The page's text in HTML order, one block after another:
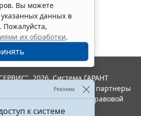
все материалы
Вы можете
данных в
Пожалуйста,
их обработки.
Реклама
к системе
2026. Система ГАРАНТ
Компания "Гарант" и ее партнеры
Российской ассоциации правовой